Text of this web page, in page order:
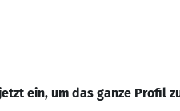
ein, um das ganze Profil